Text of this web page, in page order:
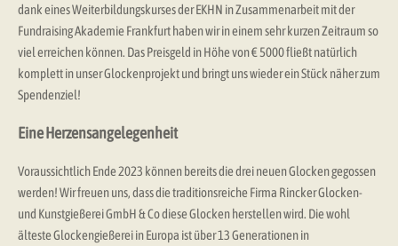
dank eines Weiterbildungskurses der EKHN in Zusammenarbeit mit der
Fundraising Akademie Frankfurt haben wir in einem sehr kurzen Zeitraum so
viel erreichen können. Das Preisgeld in Höhe von € 5000 fließt natürlich
komplett in unser Glockenprojekt und bringt uns wieder ein Stück näher zum
Spendenziel!
Eine Herzensangelegenheit
Voraussichtlich Ende 2023 können bereits die drei neuen Glocken gegossen
werden! Wir freuen uns, dass die traditionsreiche Firma Rincker Glocken-
und Kunstgießerei GmbH & Co diese Glocken herstellen wird. Die wohl
älteste Glockengießerei in Europa ist über 13 Generationen in